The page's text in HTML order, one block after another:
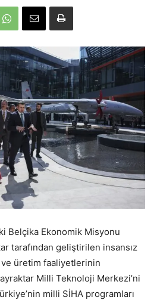
Belçika Ekonomik Misyonu
tarafından geliştirilen insansız
ve üretim faaliyetlerinin
Milli Teknoloji Merkezi’ni
milli SİHA programları